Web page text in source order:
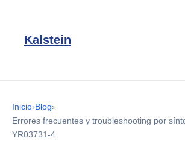
Kalstein
Inicio›Blog›
Errores frecuentes y troubleshooting por
YR03731-4